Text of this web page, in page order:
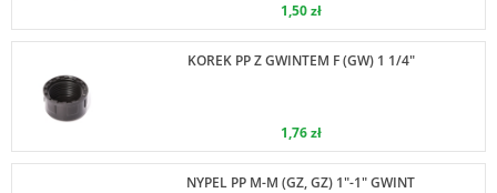
1,50 zł
KOREK PP Z GWINTEM F (GW) 1 1/4"
1,76 zł
NYPEL PP M-M (GZ, GZ) 1"-1" GWINT